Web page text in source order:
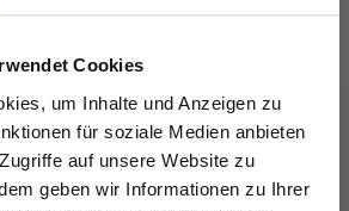
Cookies
um Inhalte und Anzeigen zu
für soziale Medien anbieten
auf unsere Website zu
geben wir Informationen zu Ihrer